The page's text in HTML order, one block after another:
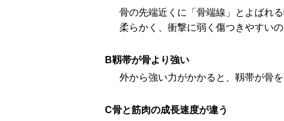
骨の先端近くに「骨端線」とよばれ
柔らかく、衝撃に弱く傷つきやすいの
B靱帯が骨より強い
外から強い力がかかると、靱帯が骨
C骨と筋肉の成長速度が違う